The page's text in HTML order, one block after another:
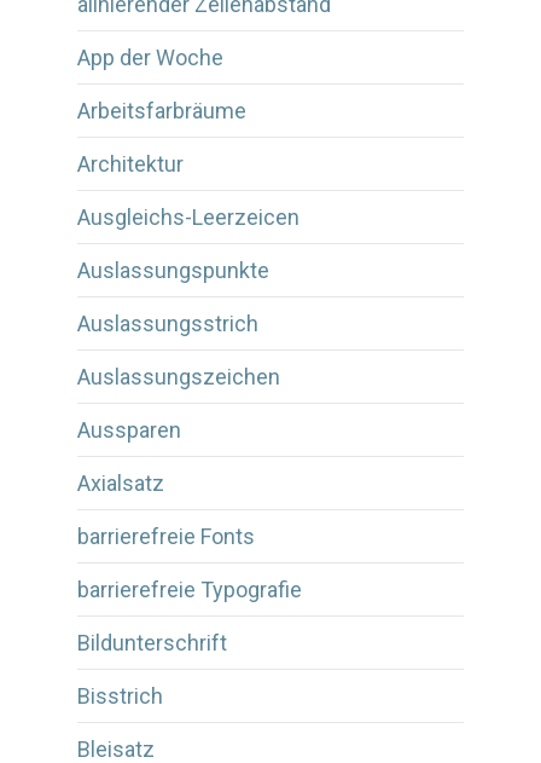
App der Woche
Arbeitsfarbräume
Architektur
Ausgleichs-Leerzeicen
Auslassungspunkte
Auslassungsstrich
Auslassungszeichen
Aussparen
Axialsatz
barrierefreie Fonts
barrierefreie Typografie
Bildunterschrift
Bisstrich
Bleisatz